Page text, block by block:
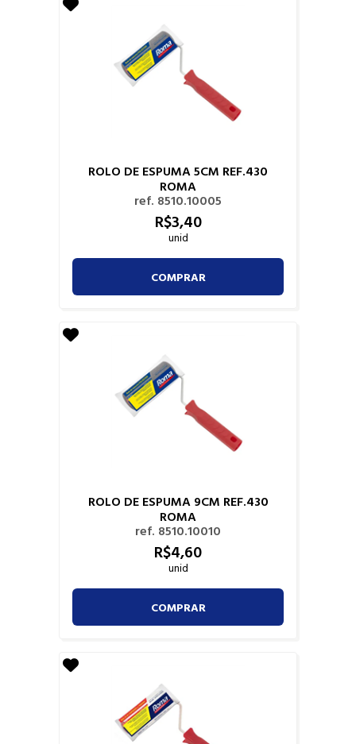
ROLO DE ESPUMA 5CM REF.430
ROMA
ref. 8510.10005
R$3,40
unid
COMPRAR
ROLO DE ESPUMA 9CM REF.430
ROMA
ref. 8510.10010
R$4,60
unid
COMPRAR